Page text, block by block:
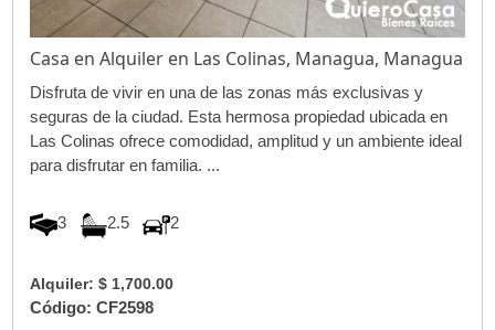
Casa en Alquiler en Las Colinas, Managua, Managua
Disfruta de vivir en una de las zonas más exclusivas y
seguras de la ciudad. Esta hermosa propiedad ubicada en
Las Colinas ofrece comodidad, amplitud y un ambiente ideal
para disfrutar en familia. ...
3 2.5 2
Alquiler: $ 1,700.00
Código: CF2598